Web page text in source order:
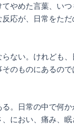
やめた言葉、い
応が、日常をた
ない。けれども
のものにあるの
。日常の中で何
におい、痛み、